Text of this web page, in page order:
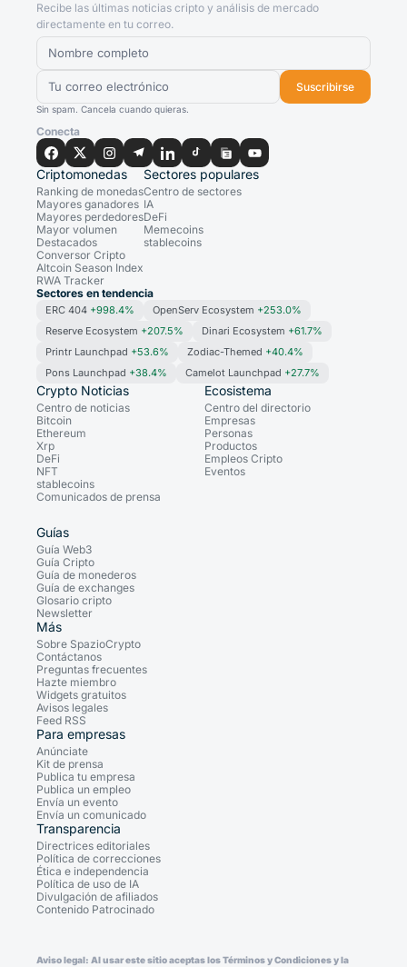
Recibe las últimas noticias cripto y análisis de mercado
directamente en tu correo.
Suscribirse
Sin spam. Cancela cuando quieras.
Conecta
Criptomonedas
Ranking de monedas
Mayores ganadores
Mayores perdedores
Mayor volumen
Destacados
Conversor Cripto
Altcoin Season Index
RWA Tracker
Sectores populares
Centro de sectores
IA
DeFi
Memecoins
stablecoins
Sectores en tendencia
ERC 404 +998.4% OpenServ Ecosystem +253.0%
Reserve Ecosystem +207.5% Dinari Ecosystem +61.7%
Printr Launchpad +53.6% Zodiac-Themed +40.4%
Pons Launchpad +38.4% Camelot Launchpad +27.7%
Crypto Noticias
Centro de noticias
Bitcoin
Ethereum
Xrp
DeFi
NFT
stablecoins
Comunicados de prensa
Ecosistema
Centro del directorio
Empresas
Personas
Productos
Empleos Cripto
Eventos
Guías
Guía Web3
Guía Cripto
Guía de monederos
Guía de exchanges
Glosario cripto
Newsletter
Más
Sobre SpazioCrypto
Contáctanos
Preguntas frecuentes
Hazte miembro
Widgets gratuitos
Avisos legales
Feed RSS
Para empresas
Anúnciate
Kit de prensa
Publica tu empresa
Publica un empleo
Envía un evento
Envía un comunicado
Transparencia
Directrices editoriales
Política de correcciones
Ética e independencia
Política de uso de IA
Divulgación de afiliados
Contenido Patrocinado
Aviso legal: Al usar este sitio aceptas los Términos y Condiciones y la